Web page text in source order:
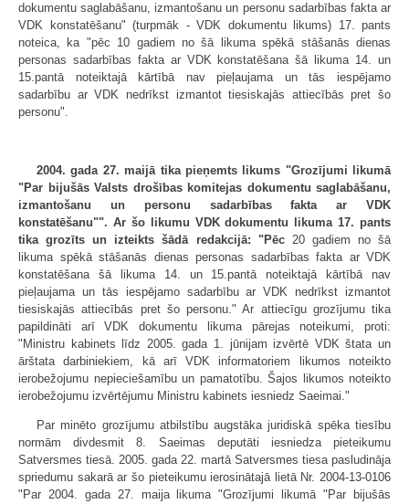
dokumentu saglabāšanu, izmantošanu un personu sadarbības fakta ar
VDK konstatēšanu" (turpmāk - VDK dokumentu likums) 17. pants
noteica, ka "pēc 10 gadiem no šā likuma spēkā stāšanās dienas
personas sadarbības fakta ar VDK konstatēšana šā likuma 14. un
15.pantā noteiktajā kārtībā nav pieļaujama un tās iespējamo
sadarbību ar VDK nedrīkst izmantot tiesiskajās attiecībās pret šo
personu".
2004. gada 27. maijā tika pieņemts likums "Grozījumi likumā
"Par bijušās Valsts drošības komitejas dokumentu saglabāšanu,
izmantošanu un personu sadarbības fakta ar VDK
konstatēšanu"". Ar šo likumu VDK dokumentu likuma 17. pants
tika grozīts un izteikts šādā redakcijā: "Pēc20 gadiem no šā
likuma spēkā stāšanās dienas personas sadarbības fakta ar VDK
konstatēšana šā likuma 14. un 15.pantā noteiktajā kārtībā nav
pieļaujama un tās iespējamo sadarbību ar VDK nedrīkst izmantot
tiesiskajās attiecībās pret šo personu." Ar attiecīgu grozījumu tika
papildināti arī VDK dokumentu likuma pārejas noteikumi, proti:
"Ministru kabinets līdz 2005. gada 1. jūnijam izvērtē VDK štata un
ārštata darbiniekiem, kā arī VDK informatoriem likumos noteikto
ierobežojumu nepieciešamību un pamatotību. Šajos likumos noteikto
ierobežojumu izvērtējumu Ministru kabinets iesniedz Saeimai."
Par minēto grozījumu atbilstību augstāka juridiskā spēka tiesību
normām divdesmit 8. Saeimas deputāti iesniedza pieteikumu
Satversmes tiesā. 2005. gada 22. martā Satversmes tiesa pasludināja
spriedumu sakarā ar šo pieteikumu ierosinātajā lietā Nr. 2004-13-0106
"Par 2004. gada 27. maija likuma "Grozījumi likumā "Par bijušās